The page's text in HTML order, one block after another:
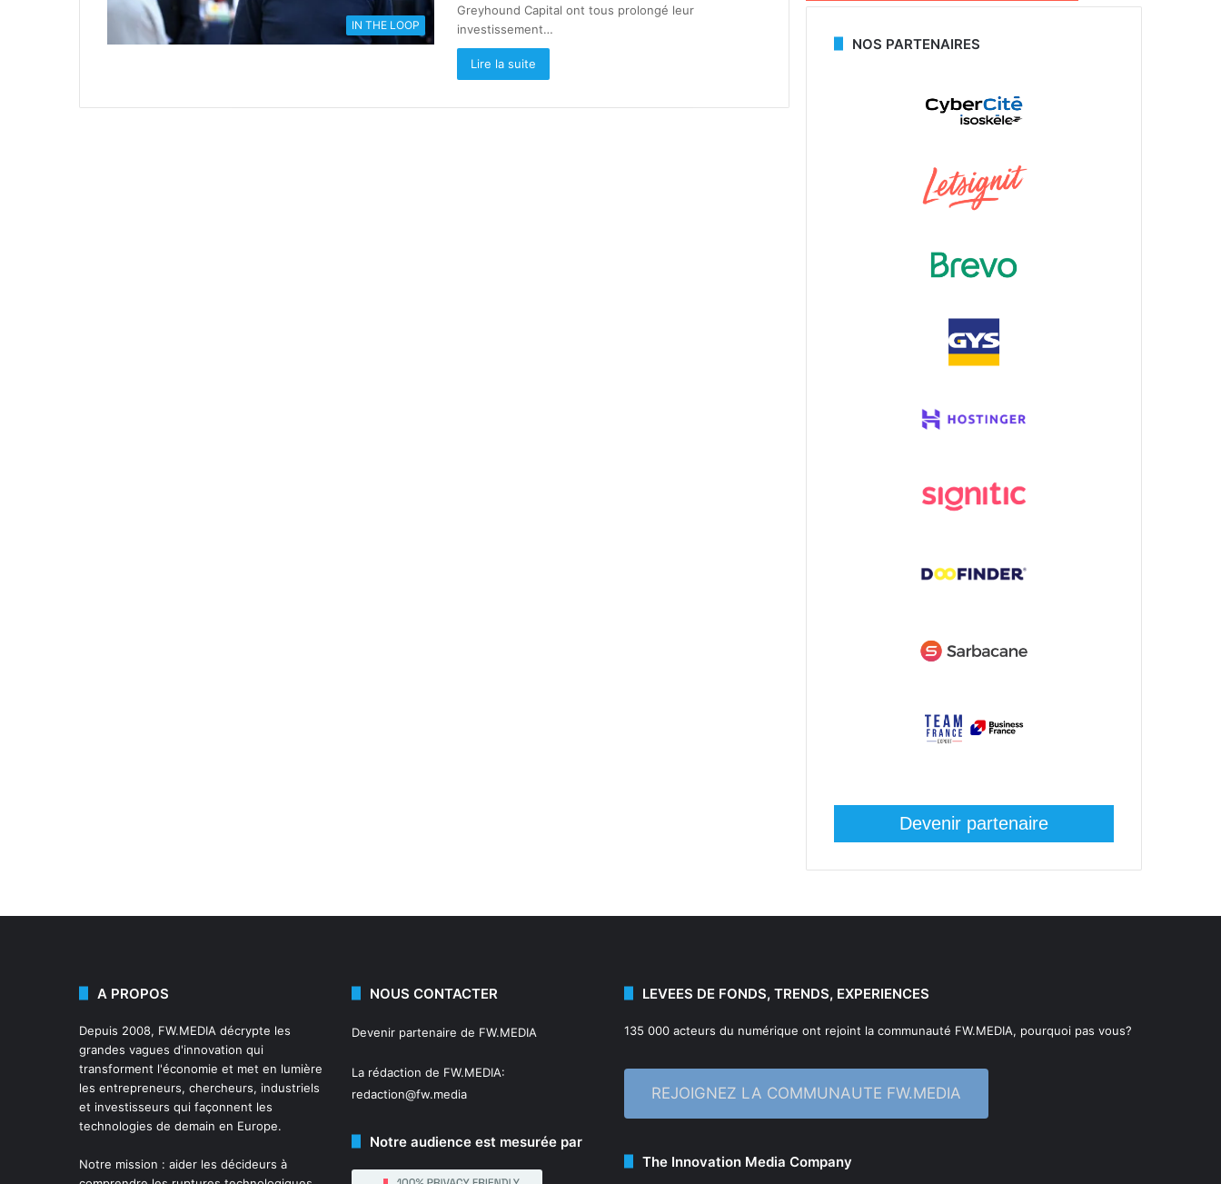
IN THE LOOP
Greyhound Capital ont tous prolongé leur
investissement…
Lire la suite
NOS PARTENAIRES
Devenir partenaire
A PROPOS
Depuis 2008, FW.MEDIA décrypte les
grandes vagues d'innovation qui
transforment l'économie et met en lumière
les entrepreneurs, chercheurs, industriels
et investisseurs qui façonnent les
technologies de demain en Europe.
Notre mission : aider les décideurs à
NOUS CONTACTER
Devenir partenaire de FW.MEDIA
La rédaction de FW.MEDIA:
redaction@fw.media
Notre audience est mesurée par
LEVEES DE FONDS, TRENDS, EXPERIENCES
135 000 acteurs du numérique ont rejoint la communauté FW.MEDIA, pourquoi pas vous?
REJOIGNEZ LA COMMUNAUTE FW.MEDIA
The Innovation Media Company